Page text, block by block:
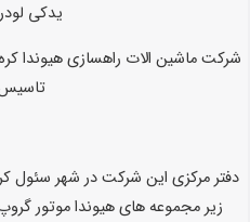
یدکی
دفتر مرکزی این شرکت در شهر سئول
زیر مجموعه های هیوندا موتور